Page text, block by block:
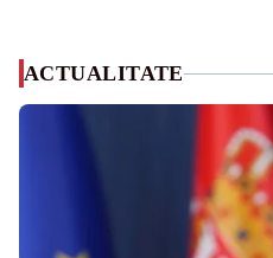
ACTUALITATE